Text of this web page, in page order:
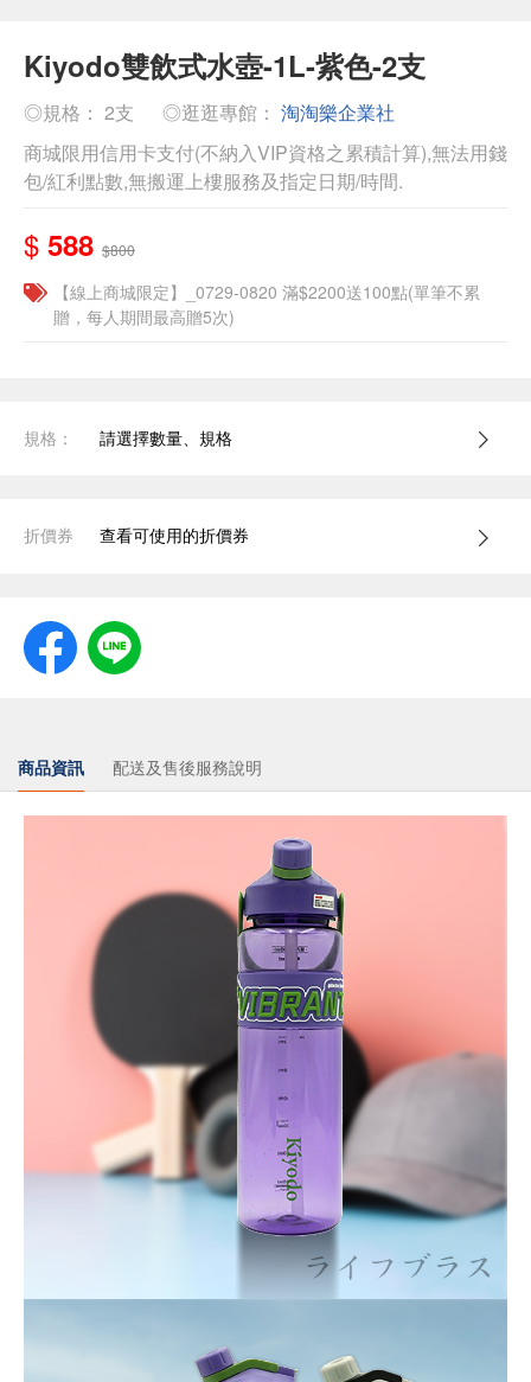
Kiyodo雙飲式水壺-1L-紫色-2支
◎規格： 2支 ◎逛逛專館： 淘淘樂企業社
商城限用信用卡支付(不納入VIP資格之累積計算),無法用錢
包/紅利點數,無搬運上樓服務及指定日期/時間.
$ 588 $800
【線上商城限定】_0729-0820 滿$2200送100點(單筆不累
贈，每人期間最高贈5次)
規格： 請選擇數量、規格
折價券 查看可使用的折價券
商品資訊 配送及售後服務說明